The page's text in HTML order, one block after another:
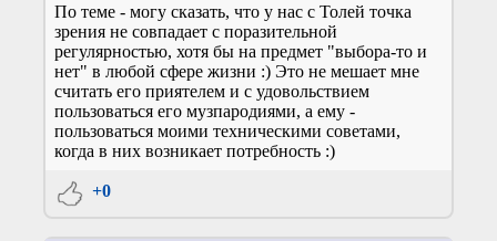
По теме - могу сказать, что у нас с Толей точка
зрения не совпадает с поразительной
регулярностью, хотя бы на предмет "выбора-то и
нет" в любой сфере жизни :) Это не мешает мне
считать его приятелем и с удовольствием
пользоваться его музпародиями, а ему -
пользоваться моими техническими советами,
когда в них возникает потребность :)
+0